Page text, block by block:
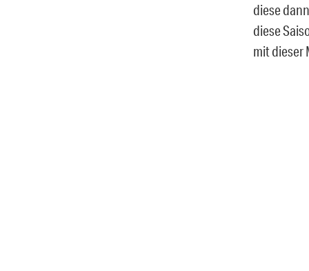
diese
diese
mit dieser